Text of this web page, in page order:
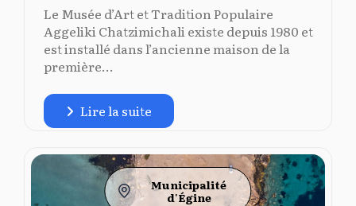
Le Musée d’Art et Tradition Populaire
Aggeliki Chatzimichali existe depuis 1980 et
est installé dans l’ancienne maison de la
première...
Lire la suite
Municipalité
d'Égine